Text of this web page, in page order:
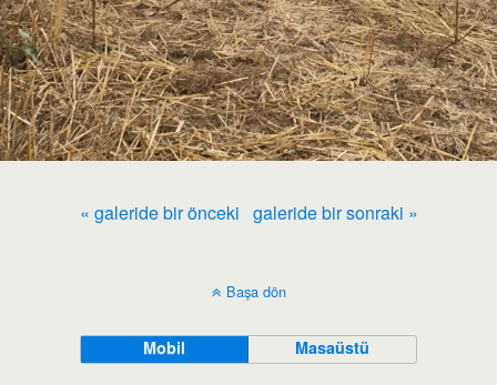
« galeride bir önceki galeride bir sonraki »
Başa dön
Mobil Masaüstü